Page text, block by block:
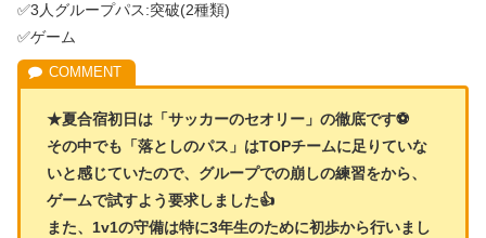
✅3人グループパス:突破(2種類)
✅ゲーム
★夏合宿初日は「サッカーのセオリー」の徹底です⚽
その中でも「落としのパス」はTOPチームに足りていな
いと感じていたので、グループでの崩しの練習をから、
ゲームで試すよう要求しました👍
また、1v1の守備は特に3年生のために初歩から行いまし